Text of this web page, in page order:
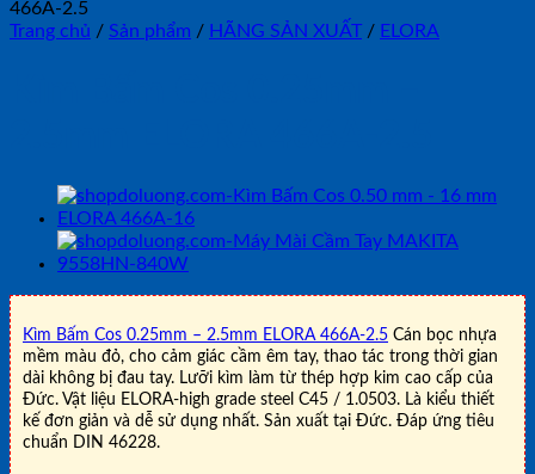
Trang chủ / Sản phẩm / HÃNG SẢN XUẤT / ELORA
Kìm Bấm Cos 0.25mm – 2.5mm ELORA 466A-2.5 Cán bọc nhựa
mềm màu đỏ, cho cảm giác cầm êm tay, thao tác trong thời gian
dài không bị đau tay. Lưỡi kìm làm từ thép hợp kim cao cấp của
Đức. Vật liệu ELORA-high grade steel C45 / 1.0503. Là kiểu thiết
kế đơn giản và dễ sử dụng nhất. Sản xuất tại Đức. Đáp ứng tiêu
chuẩn DIN 46228.